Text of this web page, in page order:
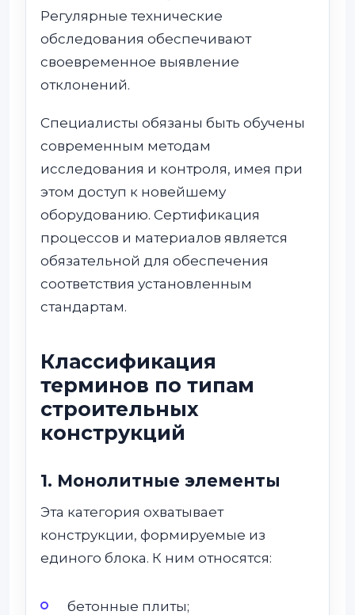
Регулярные технические
обследования обеспечивают
своевременное выявление
отклонений.
Специалисты обязаны быть обучены
современным методам
исследования и контроля, имея при
этом доступ к новейшему
оборудованию. Сертификация
процессов и материалов является
обязательной для обеспечения
соответствия установленным
стандартам.
Классификация
терминов по типам
строительных
конструкций
1. Монолитные элементы
Эта категория охватывает
конструкции, формируемые из
единого блока. К ним относятся:
бетонные плиты;